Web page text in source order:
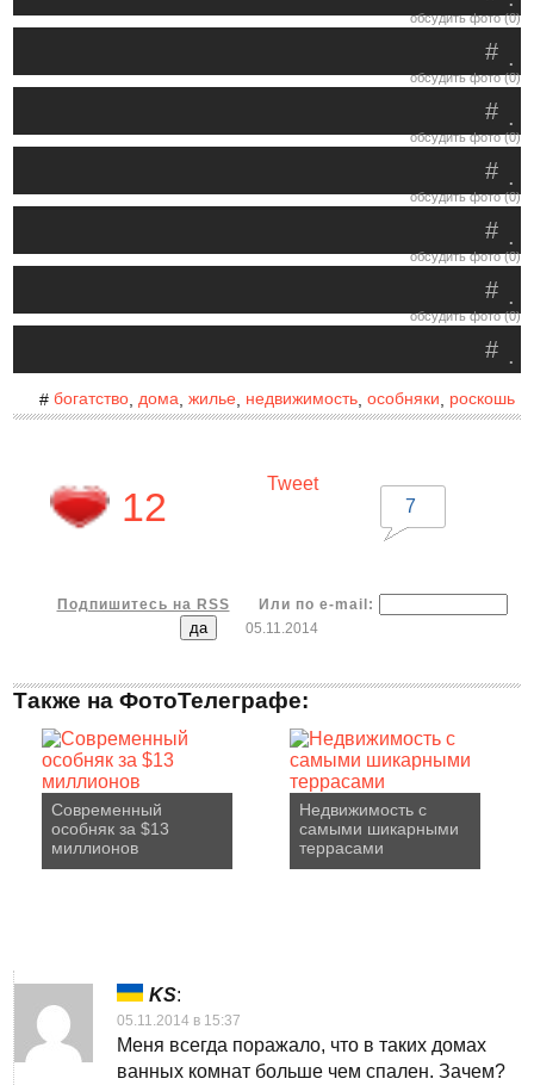
обсудить фото (0)
.
#
обсудить фото (0)
.
#
обсудить фото (0)
.
#
обсудить фото (0)
.
#
обсудить фото (0)
.
#
обсудить фото (0)
.
#
# богатство, дома, жилье, недвижимость, особняки роскошь
12
Tweet
7
Подпишитесь на RSS
Или по e-mail:
05.11.2014
Также на ФотоТелеграфе:
Современный
особняк за $13
миллионов
Недвижимость с
самыми шикарными
террасами
KS:
05.11.2014 в 15:37
Меня всегда поражало, что в таких домах
ванных комнат больше чем спален. Зачем?